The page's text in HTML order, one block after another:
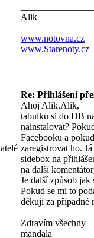
Alik
www.notovna.cz
www.Starenoty.cz
Re: Přihlášení
Ahoj Alik.Alik,
tabulku si do DB
nainstalovat?
Facebooku a
zaregistrovat ho.
sidebox na
na další
Je další způsob
Pokud se mi to
děkuji za případné
Zdravím všechny
mandala